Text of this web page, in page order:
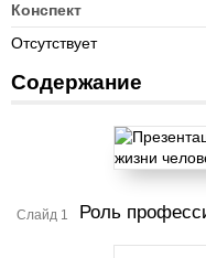
Конспект
Отсутствует
Содержание
Слайд 1 Роль